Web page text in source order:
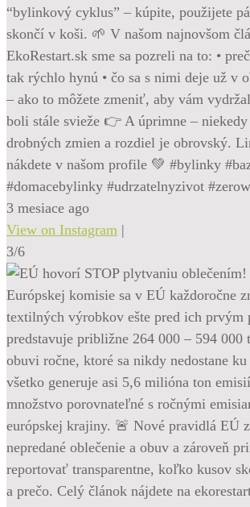
“bylinkový cyklus” – kúpite, použijete
skončí v koši. 🌱 V našom najnovšom
EkoRestart.sk sme sa pozreli na to: •
tak rýchlo hynú • čo sa s nimi deje už v
– ako to môžete zmeniť, aby vám
boli stále svieže 👉 A úprimne – niekedy
drobných zmien a rozdiel je obrovský.
nákdete v našom profile 💚 #bylinky
#domacebylinky #udrzatelnyzivot
3 mesiace ago
View on Instagram |
3/6